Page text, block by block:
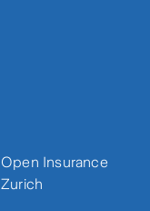
Open Insurance
Zurich